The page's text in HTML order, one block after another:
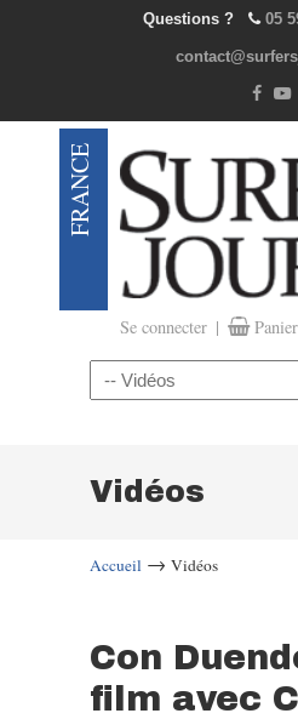
Questions ? 05
Se connecter |
Navigation
Vidéos
Accueil → Vidéos
Con
film avec